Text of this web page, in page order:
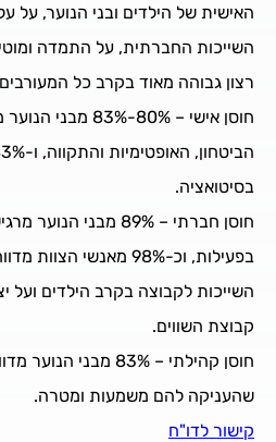
האישית של הילדים ובני הנוער, על
השייכות החברתית, על התמדה
רצון גבוהה מאוד בקרב כל
חוסן אישי – 80%-
בסיטואציה.
חוסן חברתי – 89% מבני
בפעילות, וכ-98% מאנשי
השייכות לקבוצה בקרב הילדים
קבוצת השווים.
חוסן קהילתי – 83%
שהעניקה להם משמעות ומטרה.
קישור לדו"ח